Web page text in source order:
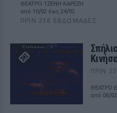
ΘΕΑΤΡΟ ΤΖΕΝΗ ΚΑΡΕΖΗ
από 10/02 έως 24/02
ΠΡΙΝ 236 ΕΒΔΟΜΆΔΕΣ
ΠΡΙΝ
ΘΕΑΤΡΟ
από 06/